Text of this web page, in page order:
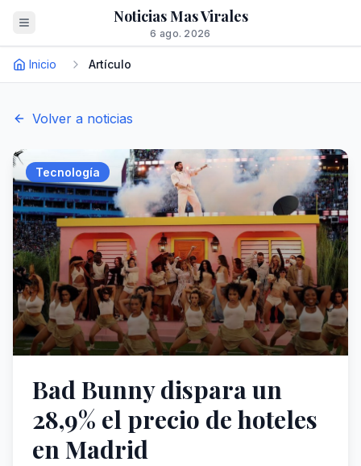
Noticias Mas Virales
6 ago. 2026
Inicio Artículo
Volver a noticias
Tecnología
Bad Bunny dispara un
28,9% el precio de hoteles
en Madrid